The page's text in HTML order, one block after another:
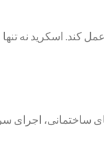
کند. اسکرید نه
اجرای